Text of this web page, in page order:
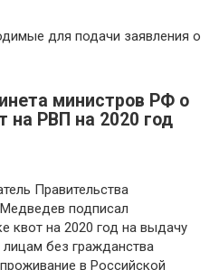
для подачи заявления о
министров РФ о
на РВП на 2020 год
Правительства
подписал
квот на 2020 год на выдачу
без гражданства
в Российской